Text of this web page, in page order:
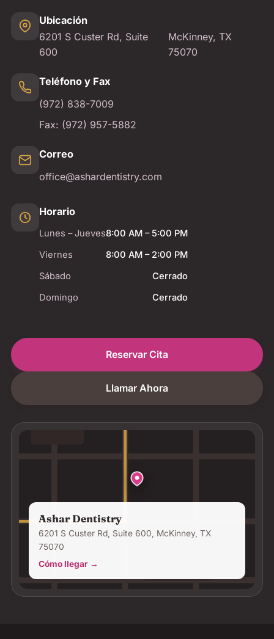
Ubicación
6201 S Custer Rd, Suite
600
McKinney, TX
75070
Teléfono y Fax
(972) 838-7009
Fax: (972) 957-5882
Correo
office@ashardentistry.com
Horario
Lunes – Jueves8:00 AM – 5:00 PM
Viernes
8:00 AM – 2:00 PM
Sábado
Cerrado
Domingo
Cerrado
Reservar Cita
Llamar Ahora
Ashar Dentistry
6201 S Custer Rd, Suite 600, McKinney, TX
75070
Cómo llegar →